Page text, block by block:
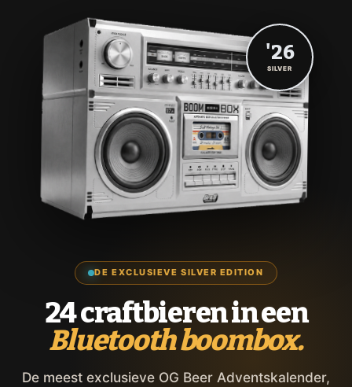
DE EXCLUSIEVE SILVER EDITION
24 craftbieren in een
Bluetooth boombox.
De meest exclusieve OG Beer Adventskalender,
'26
SILVER